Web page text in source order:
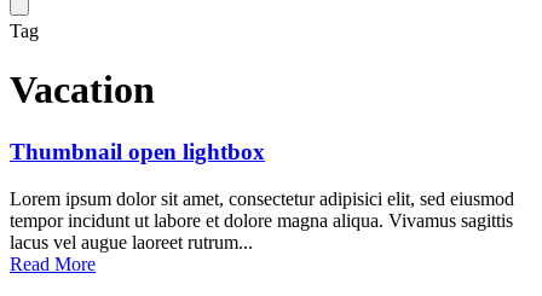
Tag
Vacation
Thumbnail open lightbox
Lorem ipsum dolor sit amet, consectetur adipisici elit, sed eiusmod
tempor incidunt ut labore et dolore magna aliqua. Vivamus sagittis
lacus vel augue laoreet rutrum...
Read More